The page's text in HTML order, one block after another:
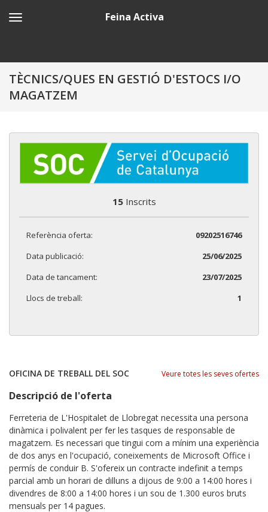
Feina Activa
TÈCNICS/QUES EN GESTIÓ D'ESTOCS I/O
MAGATZEM
15Inscrits
Referència oferta:
09202516746
Data publicació:
25/06/2025
Data de tancament:
23/07/2025
Llocs de treball:
1
OFICINA DE TREBALL DEL SOC Veure totes les seves ofertes
Descripció de l'oferta
Ferreteria de L'Hospitalet de Llobregat necessita una persona
dinàmica i polivalent per fer les tasques de responsable de
magatzem. Es necessari que tingui com a mínim una experiència
de dos anys en l'ocupació, coneixements de Microsoft Office i
permís de conduir B. S'ofereix un contracte indefinit a temps
parcial amb un horari de dilluns a dijous de 9:00 a 14:00 hores i
divendres de 8:00 a 14:00 hores i un sou de 1.300 euros bruts
mensuals per 14 pagues.